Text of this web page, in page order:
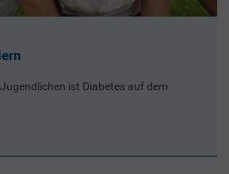
ist Diabetes auf dem